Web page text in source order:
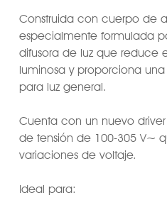
Construida con cuerpo de
especialmente formulada
difusora de luz que reduce
luminosa y proporciona
para luz general.
Cuenta con un nuevo
de tensión de 100-305 V~
variaciones de voltaje.
Ideal para: